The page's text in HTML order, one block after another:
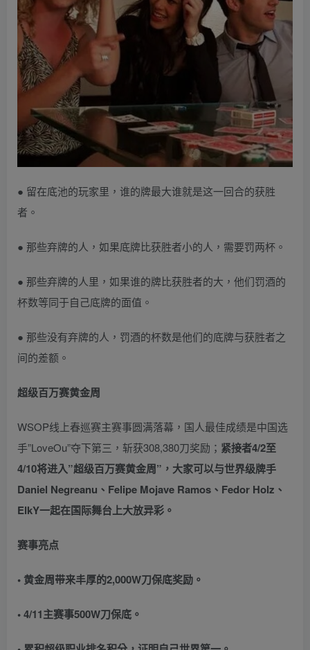
● 留在底池的玩家里，谁的牌最大谁就是这一回合的获胜
者。
● 那些弃牌的人，如果底牌比获胜者小的人，需要罚两杯。
● 那些弃牌的人里，如果谁的牌比获胜者的大，他们罚酒的
杯数等同于自己底牌的面值。
● 那些没有弃牌的人，罚酒的杯数是他们的底牌与获胜者之
间的差额。
超级百万赛黄金周
WSOP线上春巡赛主赛事圆满落幕，国人最佳成绩是中国选
手”LoveOu”夺下第三，斩获308,380刀奖励； 紧接者4/2至
4/10将进入”超级百万赛黄金周”，大家可以与世界级牌手
Daniel Negreanu、Felipe Mojave Ramos、Fedor Holz、
ElkY一起在国际舞台上大放异彩。
赛事亮点
• 黄金周带来丰厚的2,000W刀保底奖励。
• 4/11主赛事500W刀保底。